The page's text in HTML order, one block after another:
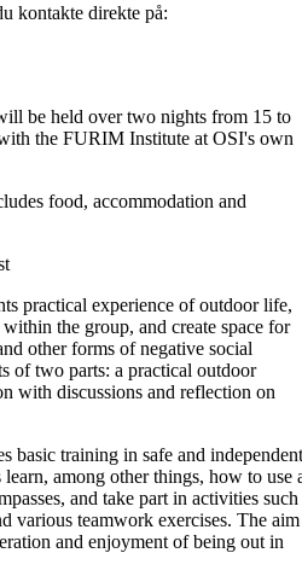
kontakte direkte på:
be held over two nights from 15 to
the FURIM Institute at OSI's own
food, accommodation and
practical experience of outdoor life,
the group, and create space for
other forms of negative social
of two parts: a practical outdoor
with discussions and reflection on
basic training in safe and independent
among other things, how to use
and take part in activities such
various teamwork exercises. The aim
and enjoyment of being out in